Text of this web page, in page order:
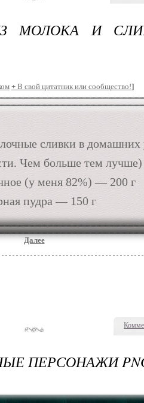
МОЛОКА И
+ В свой цитатник или сообщество!]
сливки в домашних
Чем больше тем
(у меня 82%) — 200 г
пудра — 150 г
Далее
ПЕРСОНАЖИ